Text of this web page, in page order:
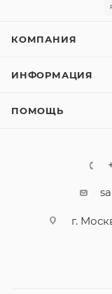
КОМПАНИЯ
ИНФОРМАЦИЯ
ПОМОЩЬ
г.